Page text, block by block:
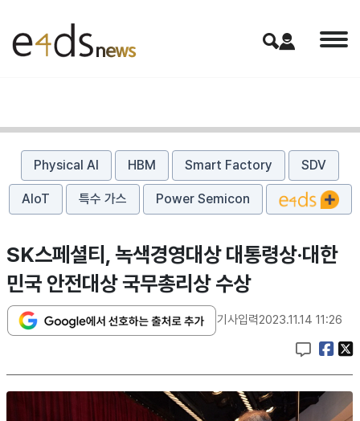
Physical AI HBM Smart Factory SDV
AIoT 특수 가스 Power Semicon
SK스페셜티, 녹색경영대상 대통령상·대한
민국 안전대상 국무총리상 수상
기사입력2023.11.14 11:26